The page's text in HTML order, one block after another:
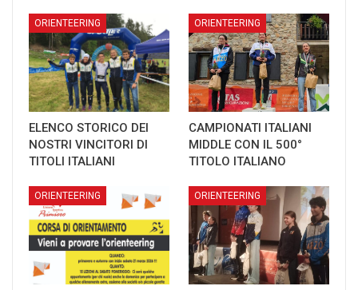
ORIENTEERING
ELENCO STORICO DEI
NOSTRI VINCITORI DI
TITOLI ITALIANI
ORIENTEERING
CAMPIONATI ITALIANI
MIDDLE CON IL 500°
TITOLO ITALIANO
ORIENTEERING ORIENTEERING